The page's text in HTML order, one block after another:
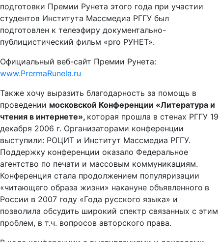
подготовки Премии Рунета этого года при участии
студентов Института Массмедиа РГГУ был
подготовлен к телеэфиру документально-
публицистический фильм «pro РУНЕТ».
Официальный веб-сайт Премии Рунета:
www.PrermaRunela.ru
Также хочу выразить благодарность за помощь в
проведении московской Конференции «Литература и
чтения в интернете», которая прошла в стенах РГГУ 19
декабря 2006 г. Организаторами конференции
выступили: РОЦИТ и Институт Массмедиа РГГУ.
Поддержку конференции оказало Федеральное
агентство по печати и массовым коммуникациям.
Конференция стала продолжением популяризации
«читающего образа жизни» накануне объявленного в
России в 2007 году «Года русского языка» и
позволила обсудить широкий спектр связанных с этим
проблем, в т.ч. вопросов авторского права.